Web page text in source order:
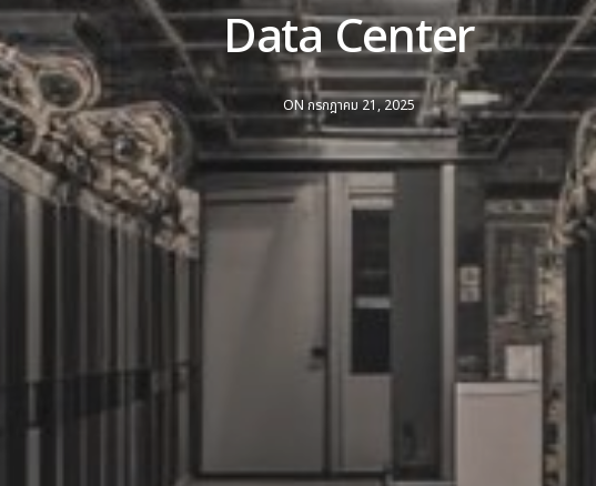
Data Center
ON กรกฎาคม 21, 2025